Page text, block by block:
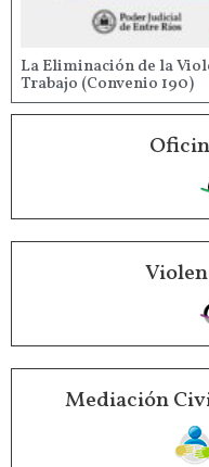
La Eliminación de la
Trabajo (Convenio 190)
Mediación